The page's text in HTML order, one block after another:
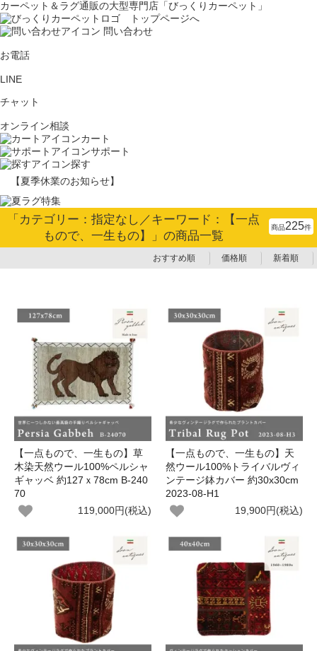
カーペット＆ラグ通販の大型専門店「びっくりカーペット」
問い合わせ
お電話
LINE
チャット
オンライン相談
カート
サポート
探す
【夏季休業のお知らせ】
「カテゴリー：指定なし／キーワード：【一点
もので、一生もの】」の商品一覧
商品225件
おすすめ順 価格順 新着順
【一点もので、一生もの】草
木染天然ウール100%ペルシャ
ギャッベ 約127ｘ78cm B-240
70
119,000円(税込)
【一点もので、一生もの】天
然ウール100%トライバルヴィ
ンテージ鉢カバー 約30x30cm
2023-08-H1
19,900円(税込)